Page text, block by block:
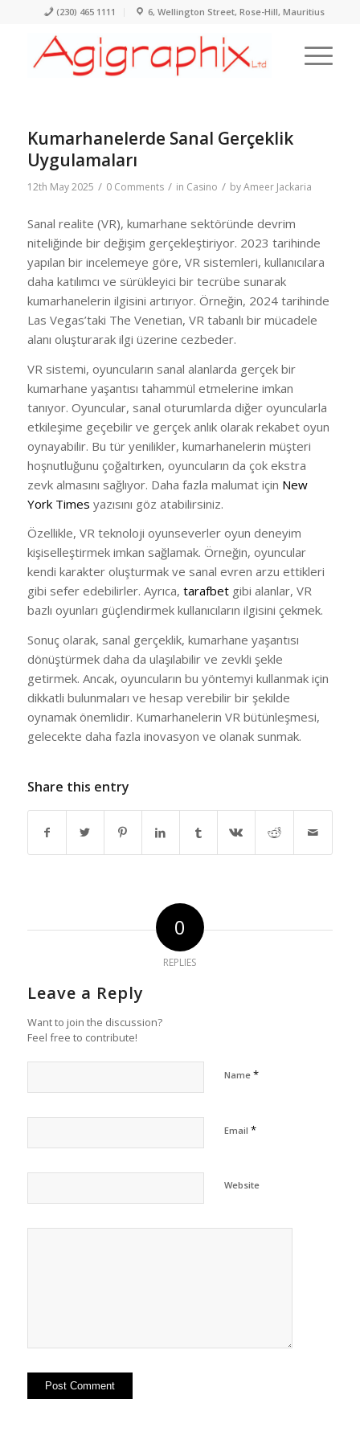
(230) 465 1111 6, Wellington Street, Rose-Hill, Mauritius
Kumarhanelerde Sanal Gerçeklik
Uygulamaları
12th May 2025 / 0 Comments / in Casino / byAmeer Jackaria
Sanal realite (VR), kumarhane sektöründe devrim
niteliğinde bir değişim gerçekleştiriyor. 2023 tarihinde
yapılan bir incelemeye göre, VR sistemleri, kullanıcılara
daha katılımcı ve sürükleyici bir tecrübe sunarak
kumarhanelerin ilgisini artırıyor. Örneğin, 2024 tarihinde
Las Vegas’taki The Venetian, VR tabanlı bir mücadele
alanı oluşturarak ilgi üzerine cezbeder.
VR sistemi, oyuncuların sanal alanlarda gerçek bir
kumarhane yaşantısı tahammül etmelerine imkan
tanıyor. Oyuncular, sanal oturumlarda diğer oyuncularla
etkileşime geçebilir ve gerçek anlık olarak rekabet oyun
oynayabilir. Bu tür yenilikler, kumarhanelerin müşteri
hoşnutluğunu çoğaltırken, oyuncuların da çok ekstra
zevk almasını sağlıyor. Daha fazla malumat için New
York Times yazısını göz atabilirsiniz.
Özellikle, VR teknoloji oyunseverler oyun deneyim
kişiselleştirmek imkan sağlamak. Örneğin, oyuncular
kendi karakter oluşturmak ve sanal evren arzu ettikleri
gibi sefer edebilirler. Ayrıca, tarafbetgibi alanlar, VR
bazlı oyunları güçlendirmek kullanıcıların ilgisini çekmek.
Sonuç olarak, sanal gerçeklik, kumarhane yaşantısı
dönüştürmek daha da ulaşılabilir ve zevkli şekle
getirmek. Ancak, oyuncuların bu yöntemyi kullanmak için
dikkatli bulunmaları ve hesap verebilir bir şekilde
oynamak önemlidir. Kumarhanelerin VR bütünleşmesi,
gelecekte daha fazla inovasyon ve olanak sunmak.
Share this entry
0
REPLIES
Leave a Reply
Want to join the discussion?
Feel free to contribute!
Name *
Email *
Website